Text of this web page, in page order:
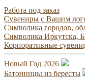
Работа под заказ
Сувениры с Вашим
Символика городов,
Символика Иркутска,
Корпоративные
Новый Год 2026
Батонницы из бересты